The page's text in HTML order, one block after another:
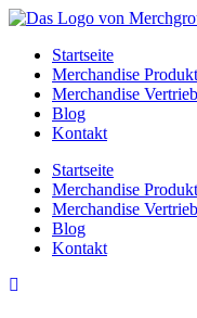
Zum
springenStartseite
Merchandise
Merchandise Vertrieb
Blog
Kontakt
Startseite
Merchandise
Merchandise Vertrieb
Blog
Kontakt